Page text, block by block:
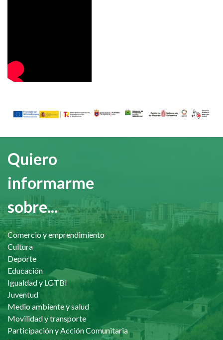
Imagen
Quiero
informarme
sobre...
Comercio y emprendimiento
Cultura
Deporte
Educación
Igualdad y LGTBI
Juventud
Medio ambiente y salud
Movilidad y transporte
Participación y Acción Comunitaria